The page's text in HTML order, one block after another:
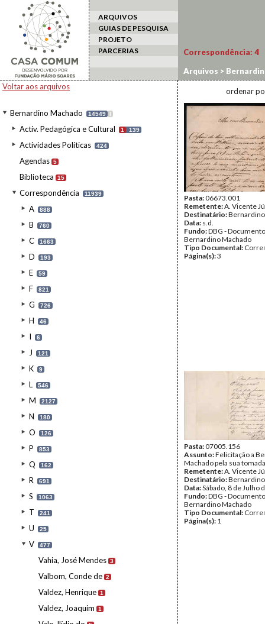
ARQUIVOS
GUIAS DE PESQUISA
PROJETO
PARCERIAS
Voltar aos arquivos
Bernardino Machado 14549 I
Activ. Pedagógica e Cultural 1 139
Actividades Políticas 424
Agendas 5
Biblioteca 15
Correspondência 11939
A 888
B 760
C 1663
D 193
E 59
F 821
G 726
H 46
I 6
J 121
K 9
L 546
M 2127
N 180
O 126
P 853
Q 162
R 691
S 1063
T 241
U 25
V 477
Vahia, José Mendes 3
Valbom, Conde de 2
Valdez, Henrique 1
Valdez, Joaquim 1
Correspondência: 4
Arquivos >
ordenar
Pasta:06673.001
Remetente:A. Vicente
Destinatário:
Data: s.d.
Fundo:DBG -
Bernardino Machado
Tipo Documental:
Página(s):3
Pasta:07005.156
Assunto:Felicitação a
Machado pela sua
Remetente:A. Vicente
Destinatário:
Data:Sábado, 8 de Julho
Fundo:DBG -
Bernardino Machado
Tipo Documental:
Página(s): 1